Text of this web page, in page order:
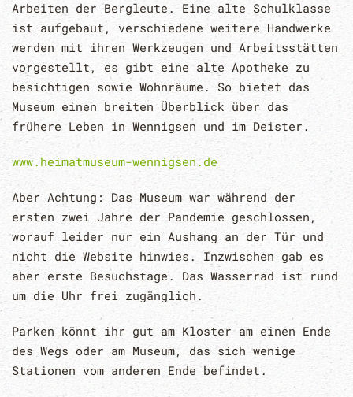
Arbeiten der Bergleute. Eine alte Schulklasse
ist aufgebaut, verschiedene weitere Handwerke
werden mit ihren Werkzeugen und Arbeitsstätten
vorgestellt, es gibt eine alte Apotheke zu
besichtigen sowie Wohnräume. So bietet das
Museum einen breiten Überblick über das
frühere Leben in Wennigsen und im Deister.
www.heimatmuseum-wennigsen.de
Aber Achtung: Das Museum war während der
ersten zwei Jahre der Pandemie geschlossen,
worauf leider nur ein Aushang an der Tür und
nicht die Website hinwies. Inzwischen gab es
aber erste Besuchstage. Das Wasserrad ist rund
um die Uhr frei zugänglich.
Parken könnt ihr gut am Kloster am einen Ende
des Wegs oder am Museum, das sich wenige
Stationen vom anderen Ende befindet.